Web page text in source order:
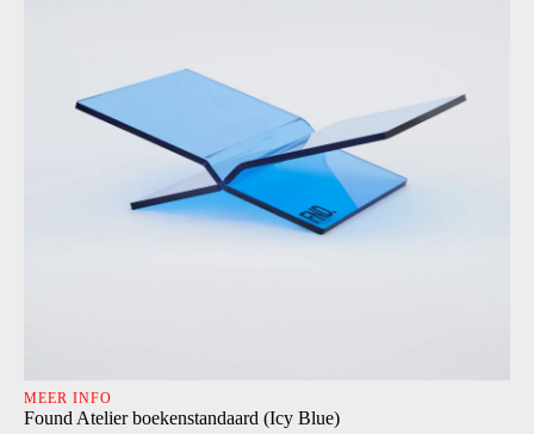
MEER INFO
Found Atelier boekenstandaard (Icy Blue)